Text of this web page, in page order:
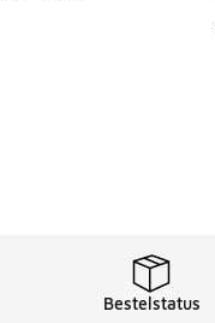
Bestelstatus